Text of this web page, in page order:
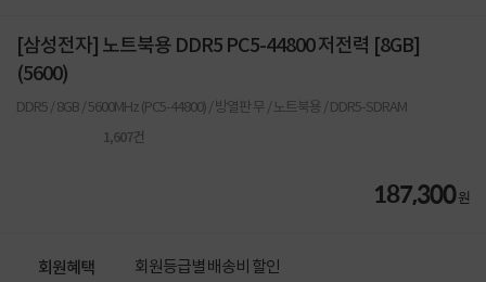
[삼성전자] 노트북용 DDR5 PC5-44800 저전력 [8GB]
(5600)
DDR5 / 8GB / 5600MHz (PC5-44800) / 방열판 무 / 노트북용 / DDR5-SDRAM
1,607건
187,300원
회원혜택 회원등급별 배송비 할인